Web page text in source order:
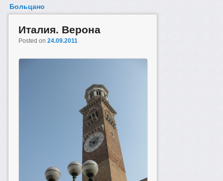
Больцано
Италия. Верона
Posted on24.09.2011